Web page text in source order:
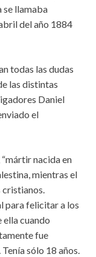
se llamaba
del año 1884
todas las dudas
las distintas
Daniel
el
“mártir nacida en
mientras el
para felicitar a los
ella cuando
fue
sólo 18 años.